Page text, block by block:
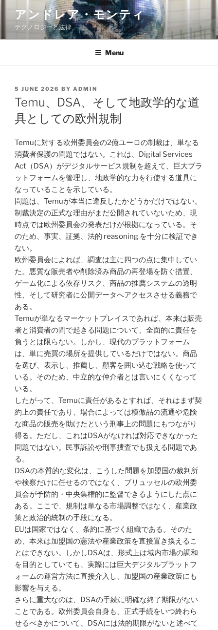
content
アンドレア・モンティ
テクノロジーと法律
Menu
POSTED
ON
5 JUNE 2026 BY ADMIN
Temu、DSA、そして地政学的な道
具としての欧州規制
Temuに対する欧州委員会の2億ユーロの制裁は、単なる
消費者保護の問題ではない。これは、Digital Services
Act（DSA）がデジタルサービス規制を超えて、巨大プラ
ットフォームを管理し、地政学的な力を行使する道具に
なっていることを示している。
問題は、Temuが本当に違反したかどうかだけではない。
制裁決定の正式な理由がまだ公開されていないため、現
時点では欧州委員会の発表だけが根拠になっている。そ
のため、事実、証拠、法的 reasoning を十分に検証でき
ない。
欧州委員会によれば、調査は主に四つの点に集中してい
た。悪質な販売者や削除済み商品の再登場を防ぐ措置、
ゲーム化による依存リスク、商品の推薦システムの透明
性、そして研究者に公開データへアクセスさせる義務で
ある。
Temuが単なるマーケットプレイスであれば、本来は販売
者と消費者の間で起きる問題について、全面的に責任を
負うとは限らない。しかし、現代のプラットフォーム
は、単に売買の場所を提供しているだけではない。商品
を選び、表示し、推薦し、顧客を囲い込む戦略を使って
いる。そのため、中立的な仲介者とは言いにくくなって
いる。
したがって、Temuに責任があるとすれば、それはまず契
約上の責任であり、場合によっては模倣品の流通や危険
な商品の販売を助けたという刑事上の問題にもつながり
得る。ただし、これはDSAがなければ対応できなかった
問題ではない。民事訴訟や刑事捜査でも扱える問題であ
る。
DSAの本質的な変化は、こうした問題を加盟国の裁判所
や検察だけに任せるのではなく、ブリュッセルの欧州委
員会が予防的・中央集権的に監督できるようにした点に
ある。ここで、規制は単なる市場調整ではなく、産業政
策と政治的統制の手段になる。
EUは国家ではなく、条約に基づく組織である。そのた
め、本来は加盟国の憲法や産業政策を直接置き換えるこ
とはできない。しかしDSAは、形式上は域内市場の調和
を目的としていても、実際には巨大デジタルプラットフ
ォームの運営方法に直接介入し、加盟国の産業政策にも
影響を与える。
さらに重大なのは、DSAの手続に明確な終了期限がない
ことである。欧州委員会自身も、正式手続をいつ終わら
せるべきかについて、DSAには法的期限がないと述べて